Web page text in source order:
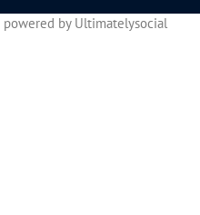
powered by Ultimatelysocial